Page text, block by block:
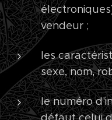
vendeur ;
les
sexe, nom,
le numéro